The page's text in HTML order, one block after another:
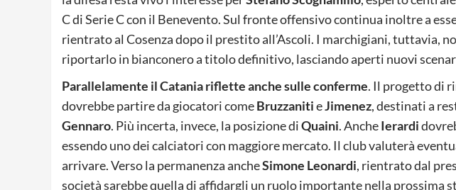
C di Serie C con il Benevento. Sul fronte offensivo continua inoltre a
rientrato al Cosenza dopo il prestito all’Ascoli. I marchigiani, tuttavia,
riportarlo in bianconero a titolo definitivo, lasciando aperti nuovi
Parallelamente il Catania riflette anche sulle conferme. Il progetto di
dovrebbe partire da giocatori comeBruzzanitieJimenez, destinati a
Gennaro. Più incerta, invece, la posizione diQuaini. AncheIerardi
essendo uno dei calciatori con maggiore mercato. Il club valuterà
arrivare. Verso la permanenza ancheSimone Leonardi, rientrato dal
società sarebbe quella di affidargli un ruolo importante nella prossima